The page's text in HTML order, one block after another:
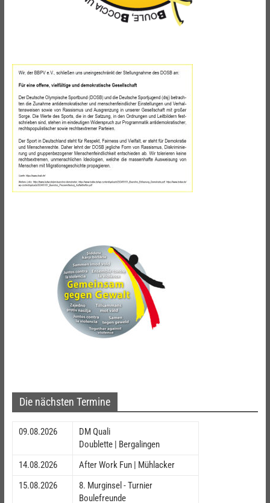
Die nächsten Termine
09.08.2026
DM Quali
Doublette | Bergalingen
14.08.2026
After Work Fun | Mühlacker
15.08.2026
8. Murginsel - Turnier
Boulefreunde